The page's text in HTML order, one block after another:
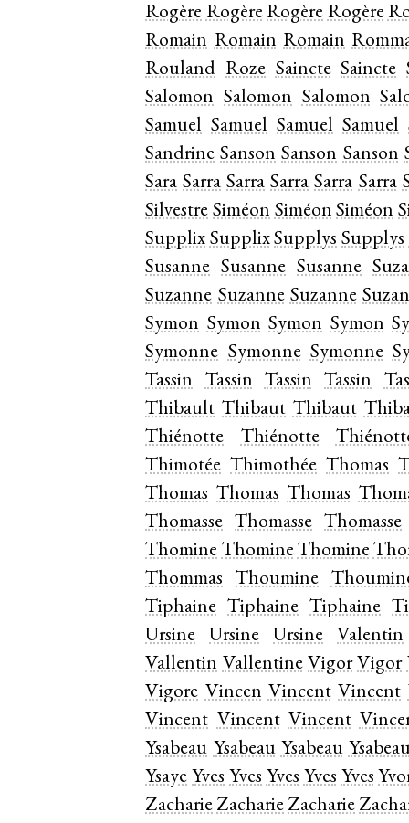
Rogère Rogère Rogère Rogère
Romain Romain Romain
Rouland Roze Saincte Saincte
Salomon Salomon Salomon
Samuel Samuel Samuel Samuel
Sandrine Sanson Sanson Sanson
Sara Sarra Sarra Sarra Sarra Sarra
Silvestre Siméon Siméon Siméon
Supplix Supplix Supplys Supplys
Susanne Susanne Susanne
Suzanne Suzanne Suzanne
Symon Symon Symon Symon
Symonne Symonne Symonne
Tassin
Tassin Tassin Tassin
Thibault Thibaut Thibaut
Thiénotte
Thiénotte
Thimotée Thimothée Thomas
Thomas Thomas Thomas
Thomasse
Thomasse
Thomasse
Thomine Thomine Thomine
Thommas
Thoumine
Tiphaine Tiphaine Tiphaine
Ursine
Ursine Ursine
Valentin
Vallentin Vallentine Vigor Vigor
Vigore Vincen Vincent Vincent
Vincent Vincent Vincent
Ysabeau Ysabeau Ysabeau
Ysaye Yves Yves Yves Yves Yves
Zacharie Zacharie Zacharie